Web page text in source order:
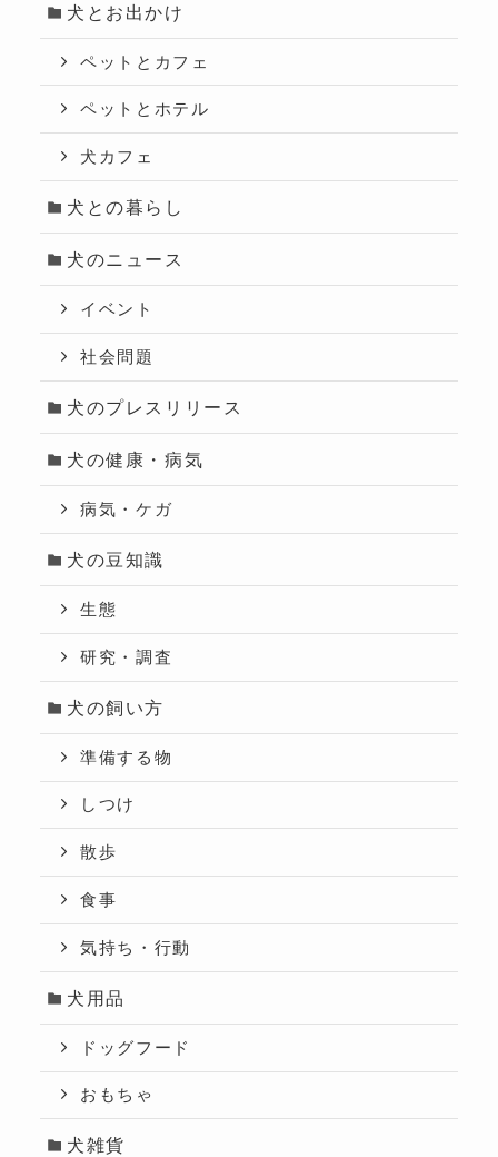
犬とお出かけ
ペットとカフェ
ペットとホテル
犬カフェ
犬との暮らし
犬のニュース
イベント
社会問題
犬のプレスリリース
犬の健康・病気
病気・ケガ
犬の豆知識
生態
研究・調査
犬の飼い方
準備する物
しつけ
散歩
食事
気持ち・行動
犬用品
ドッグフード
おもちゃ
犬雑貨